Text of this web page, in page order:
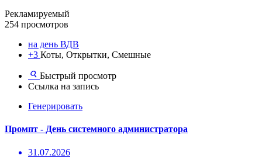
Рекламируемый
254 просмотров
на день ВДВ
+3 Коты, Открытки, Смешные
Быстрый просмотр
Ссылка на запись
Генерировать
Промпт - День системного администратора
31.07.2026